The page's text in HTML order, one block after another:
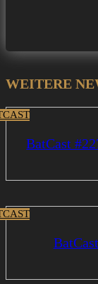
WEITERE
BatCast